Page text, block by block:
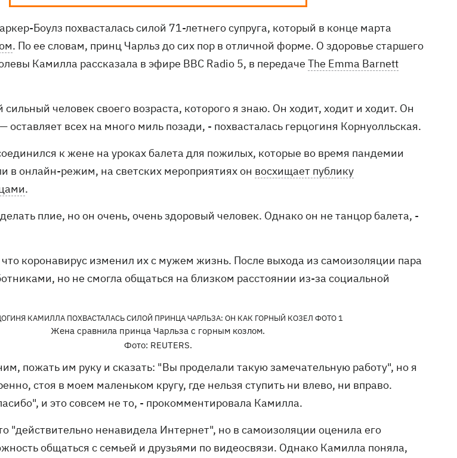
Боулз похвасталась силой 71-летнего супруга, который в конце марта
. По ее словам, принц Чарльз до сих пор в отличной форме. О здоровье старшего
Камилла рассказала в эфире BBC Radio 5, в передаче The Emma Barnett
человек своего возраста, которого я знаю. Он ходит, ходит и ходит. Он
оставляет всех на много миль позади, - похвасталась герцогиня Корнуолльская.
к жене на уроках балета для пожилых, которые во время пандемии
в онлайн-режим, на светских мероприятиях он восхищает публику
.
плие, но он очень, очень здоровый человек. Однако он не танцор балета, -
коронавирус изменил их с мужем жизнь. После выхода из самоизоляции пара
но не смогла общаться на близком расстоянии из-за социальной
Жена сравнила принца Чарльза с горным козлом.
Фото: REUTERS.
пожать им руку и сказать: "Вы проделали такую ​​замечательную работу", но я
стоя в моем маленьком кругу, где нельзя ступить ни влево, ни вправо.
и это совсем не то, - прокомментировала Камилла.
"действительно ненавидела Интернет", но в самоизоляции оценила его
общаться с семьей и друзьями по видеосвязи. Однако Камилла поняла,